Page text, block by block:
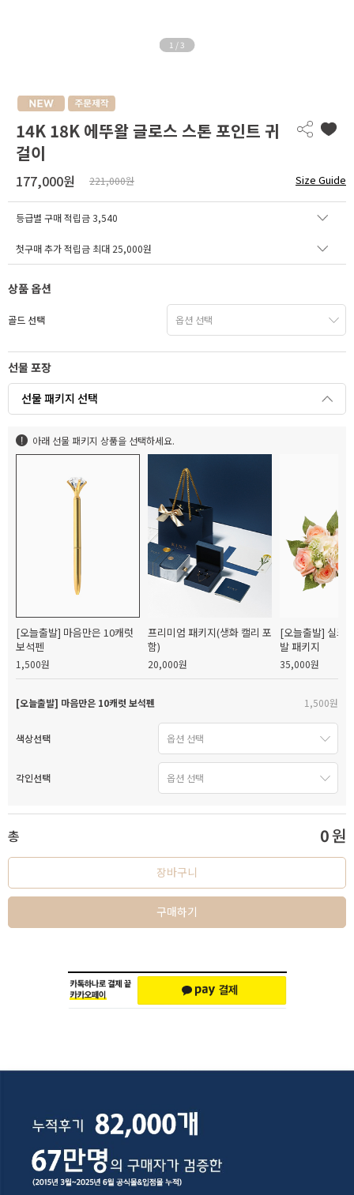
1 / 3
14K 18K 에뚜왈 글로스 스톤 포인트 귀
걸이
177,000원 221,000원 Size Guide
등급별 구매 적립금3,540
첫구매 추가 적립금 최대 25,000원
상품 옵션
골드 선택
선물 포장
선물 패키지 선택
아래 선물 패키지 상품을 선택하세요.
[오늘출발] 마음만은 10캐럿
보석펜
1,500원
프리미엄 패키지(생화 캘리 포
함)
20,000원
[오늘출발] 실크
발 패키지
35,000원
[오늘출발] 마음만은 10캐럿 보석펜 1,500원
색상선택
각인선택
총 0원
장바구니
구매하기